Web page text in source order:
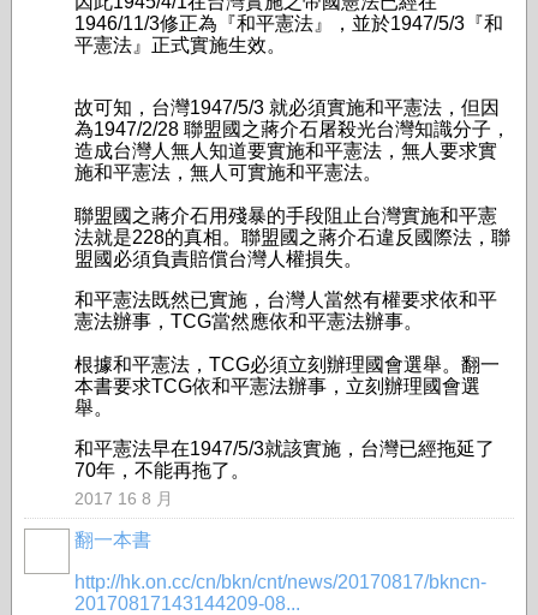
1946/11/3修正為『和平憲法』，並於1947/5/3『和
平憲法』正式實施生效。
故可知，台灣1947/5/3 就必須實施和平憲法，但因
為1947/2/28 聯盟國之蔣介石屠殺光台灣知識分子，
造成台灣人無人知道要實施和平憲法，無人要求實
施和平憲法，無人可實施和平憲法。
聯盟國之蔣介石用殘暴的手段阻止台灣實施和平憲
法就是228的真相。聯盟國之蔣介石違反國際法，聯
盟國必須負責賠償台灣人權損失。
和平憲法既然已實施，台灣人當然有權要求依和平
憲法辦事，TCG當然應依和平憲法辦事。
根據和平憲法，TCG必須立刻辦理國會選舉。翻一
本書要求TCG依和平憲法辦事，立刻辦理國會選
舉。
和平憲法早在1947/5/3就該實施，台灣已經拖延了
70年，不能再拖了。
2017 16 8 月
翻一本書
http://hk.on.cc/cn/bkn/cnt/news/20170817/bkncn-
20170817143144209-08...